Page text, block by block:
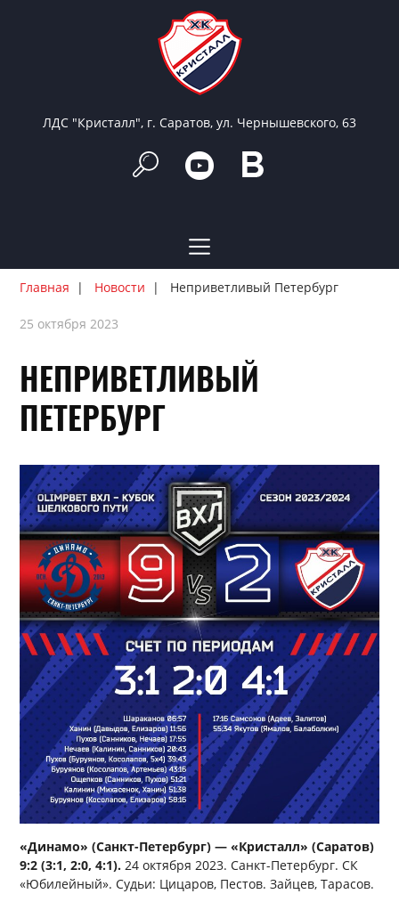
ЛДС "Кристалл", г. Саратов, ул. Чернышевского, 63
Главная Новости Неприветливый Петербург
25 октября 2023
НЕПРИВЕТЛИВЫЙ
ПЕТЕРБУРГ
«Динамо» (Санкт-Петербург) — «Кристалл» (Саратов)
9:2 (3:1, 2:0, 4:1). 24 октября 2023. Санкт-Петербург. СК
«Юбилейный». Судьи: Цицаров, Пестов. Зайцев, Тарасов.